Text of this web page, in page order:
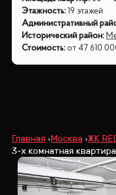
Этажность: 19 этажей
Административный
Исторический район:
Стоимость: от 47 610
Главная Москва ЖК
3-х комнатная